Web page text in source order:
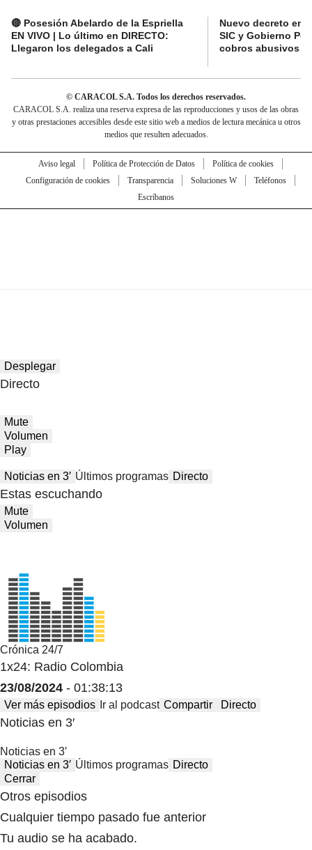
🔴 Posesión Abelardo de la Espriella
EN VIVO | Lo último en DIRECTO:
Llegaron los delegados a Cali
Nuevo decreto en
SIC y Gobierno
cobros abusivos y
© CARACOL S.A. Todos los derechos reservados.
CARACOL S.A. realiza una reserva expresa de las reproducciones y usos de las obras
y otras prestaciones accesibles desde este sitio web a medios de lectura mecánica u otros
medios que resulten adecuados.
Aviso legal Política de Protección de Datos
Política de cookies
Configuración de cookies
Transparencia Soluciones W
Teléfonos
Escríbanos
Desplegar
Directo
Mute
Volumen
Play
Noticias en 3′ Últimos programas Directo
Estas escuchando
Mute
Volumen
Crónica 24/7
1x24: Radio Colombia
23/08/2024 - 01:38:13
Ver más episodios Ir al podcast Compartir Directo
Noticias en 3′
Noticias en 3′
Noticias en 3′ Últimos programas Directo
Cerrar
Otros episodios
Cualquier tiempo pasado fue anterior
Tu audio se ha acabado.